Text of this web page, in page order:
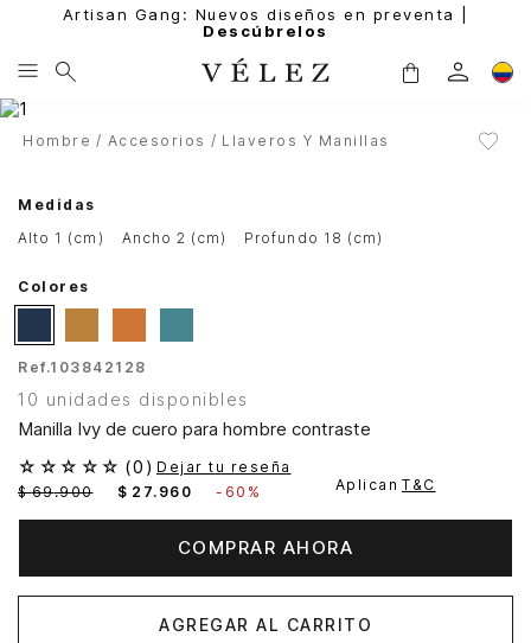
Artisan Gang: Nuevos diseños en preventa |
Descúbrelos
Hombre Accesorios Llaveros Y Manillas
Medidas
alto 1 (cm)
ancho 2 (cm) profundo 18 (cm)
Colores
Ref.103842128
10 unidades disponibles
Manilla Ivy de cuero para hombre contraste
☆ ☆ ☆ ☆ ☆ (0 ) Dejar tu reseña
$ 69.900 $ 27. 960 - 60% Aplican T&C
COMPRAR AHORA
AGREGAR AL CARRITO